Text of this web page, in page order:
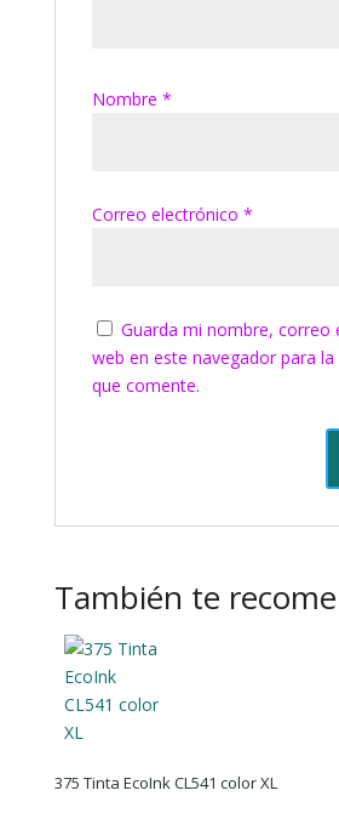
Nombre *
Correo electrónico *
Guarda mi nombre, correo
web en este navegador para
que comente.
También te
375 Tinta EcoInk CL541 color XL